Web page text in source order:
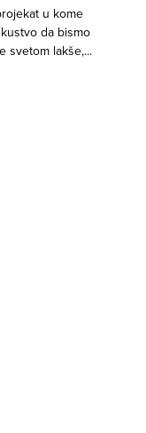
u kome
da bismo
svetom lakše,...